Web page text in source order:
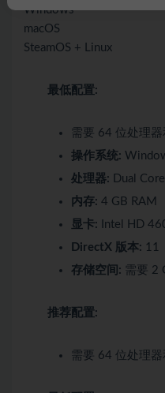
Windows
macOS
SteamOS + Linux
最低配置:
需要 64 位处理
操作系统:
处理器: Dual
内存: 4 GB RAM
显卡: Intel HD
DirectX 版本: 11
存储空间: 需要 2
推荐配置:
需要 64 位处理